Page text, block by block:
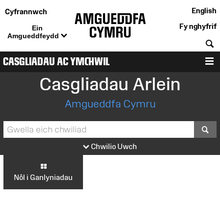
Cyfrannwch
Ein
Amgueddfeydd
English
Fy nghyfrif
CASGLIADAU AC YMCHWIL
Casgliadau Arlein
Amgueddfa Cymru
Chwilio Uwch
Nôl i Ganlyniadau